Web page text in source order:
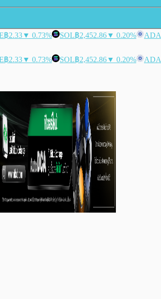
฿2.33▼ 0.73% SOL฿2,452.86▼ 0.20% ADA
฿2.33▼ 0.73% SOL฿2,452.86▼ 0.20% ADA